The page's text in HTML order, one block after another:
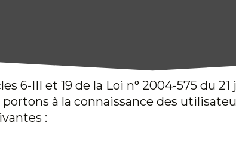
6-III et 19 de la Loi n° 2004-575 du
portons à la connaissance des
: